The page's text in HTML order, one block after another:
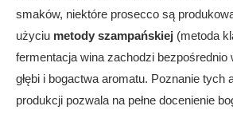
smaków, niektóre prosecco są
użyciu metody szampańskiej (metoda
fermentacja wina zachodzi bezpośrednio
głębi i bogactwa aromatu. Poznanie tych
produkcji pozwala na pełne docenienie